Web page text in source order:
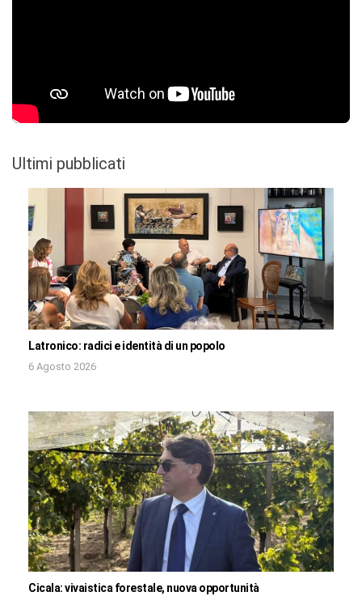
Ultimi pubblicati
Latronico: radici e identità di un popolo
6 Agosto 2026
Cicala: vivaistica forestale, nuova opportunità